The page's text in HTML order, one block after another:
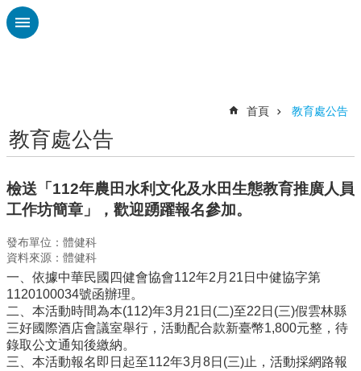
跳到主要內容區塊
認
廣
興
刊
專
欄
校
園
動
態
首頁 教育處公告
教育處公告
檢送「112年農田水利文化及水田生態教育推廣人員
工作坊簡章」，歡迎踴躍報名參加。
發布單位：體健科
資料來源：體健科
一、依據中華民國四健會協會112年2月21日中健協字第
1120100034號函辦理。
二、本活動時間為本(112)年3月21日(二)至22日(三)假雲林縣
三好國際酒店會議室舉行，活動配合款新臺幣1,800元整，待
錄取公文通知後繳納。
三、本活動報名即日起至112年3月8日(三)止，活動採網路報